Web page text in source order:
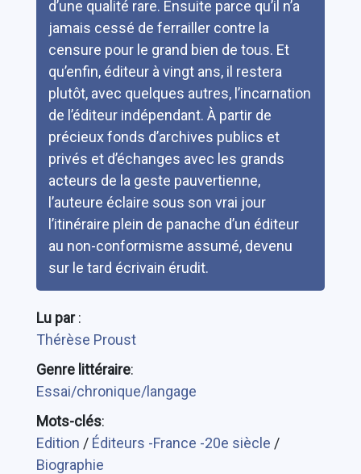
d’une qualité rare. Ensuite parce qu’il n’a
jamais cessé de ferrailler contre la
censure pour le grand bien de tous. Et
qu’enfin, éditeur à vingt ans, il restera
plutôt, avec quelques autres, l’incarnation
de l’éditeur indépendant. À partir de
précieux fonds d’archives publics et
privés et d’échanges avec les grands
acteurs de la geste pauvertienne,
l’auteure éclaire sous son vrai jour
l’itinéraire plein de panache d’un éditeur
au non-conformisme assumé, devenu
sur le tard écrivain érudit.
Lu par:
Thérèse Proust
Genre littéraire:
Essai/chronique/langage
Mots-clés:
Edition / Éditeurs -France -20e siècle /
Biographie